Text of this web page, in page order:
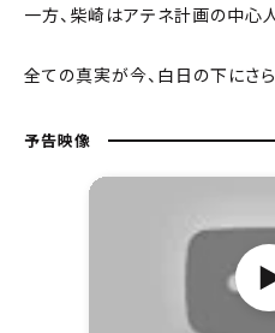
一方、柴崎はアテネ計画の中心
全ての真実が今、白日の下にさら
予告映像